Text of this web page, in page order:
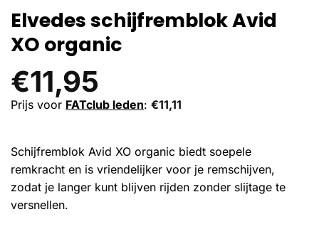
Elvedes schijfremblok Avid
XO organic
€11,95
Prijs voor FATclub leden: €11,11
Schijfremblok Avid XO organic biedt soepele
remkracht en is vriendelijker voor je remschijven,
zodat je langer kunt blijven rijden zonder slijtage te
versnellen.